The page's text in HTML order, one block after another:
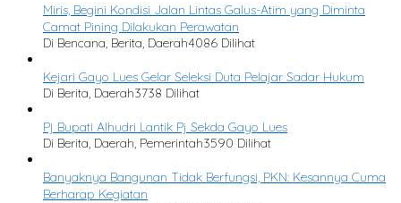
Miris, Begini Kondisi Jalan Lintas Galus-Atim yang Diminta
Camat Pining Dilakukan Perawatan
Di Bencana, Berita, Daerah4086 Dilihat
Kejari Gayo Lues Gelar Seleksi Duta Pelajar Sadar Hukum
Di Berita, Daerah3738 Dilihat
Pj Bupati Alhudri Lantik Pj Sekda Gayo Lues
Di Berita, Daerah, Pemerintah3590 Dilihat
Banyaknya Bangunan Tidak Berfungsi, PKN: Kesannya Cuma
Berharap Kegiatan